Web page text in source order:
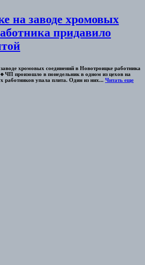
на заводе хромовых
придавило
хромовых соединений в Новотроицке работника
произошло в понедельник в одном из цехов на
работников упала плита. Один из них... Читать еще